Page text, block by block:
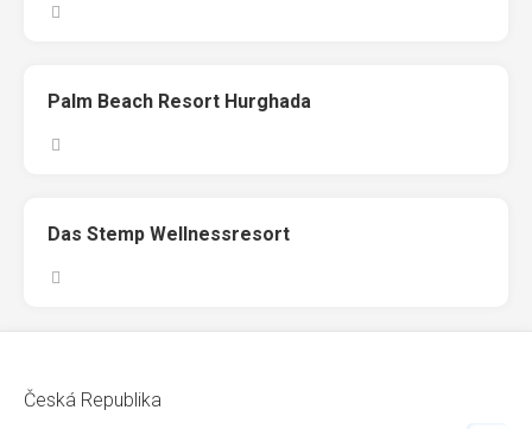
Palm Beach Resort Hurghada
Das Stemp Wellnessresort
Česká Republika